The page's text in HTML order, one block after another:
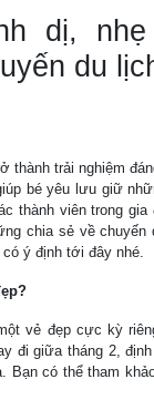
dị,
du
thành trải nghiệm
bé yêu lưu giữ
thành viên trong
chia sẻ về
ý định tới đây nhé.
vẻ đẹp cực kỳ
đi giữa tháng 2,
Bạn có thể tham